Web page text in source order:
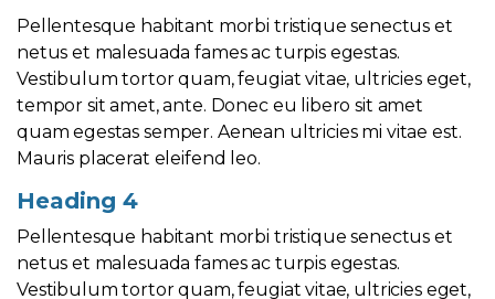
Pellentesque habitant morbi tristique senectus et
netus et malesuada fames ac turpis egestas.
Vestibulum tortor quam, feugiat vitae, ultricies eget,
tempor sit amet, ante. Donec eu libero sit amet
quam egestas semper. Aenean ultricies mi vitae est.
Mauris placerat eleifend leo.
Heading 4
Pellentesque habitant morbi tristique senectus et
netus et malesuada fames ac turpis egestas.
Vestibulum tortor quam, feugiat vitae, ultricies eget,